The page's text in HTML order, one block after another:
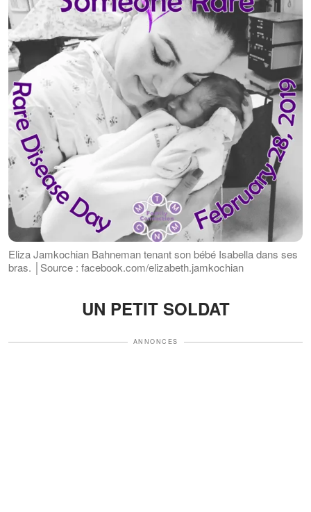
Eliza Jamkochian Bahneman tenant son bébé Isabella dans ses
bras. │Source : facebook.com/elizabeth.jamkochian
UN PETIT SOLDAT
ANNONCES